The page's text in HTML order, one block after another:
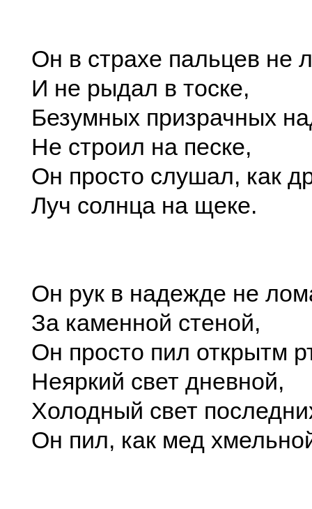
Он в страхе пальцев не
И не рыдал в тоске,
Безумных призрачных
Не строил на песке,
Он просто слушал, как
Луч солнца на щеке.
Он рук в надежде не
За каменной стеной,
Он просто пил открытм
Неяркий свет дневной,
Холодный свет
Он пил, как мед